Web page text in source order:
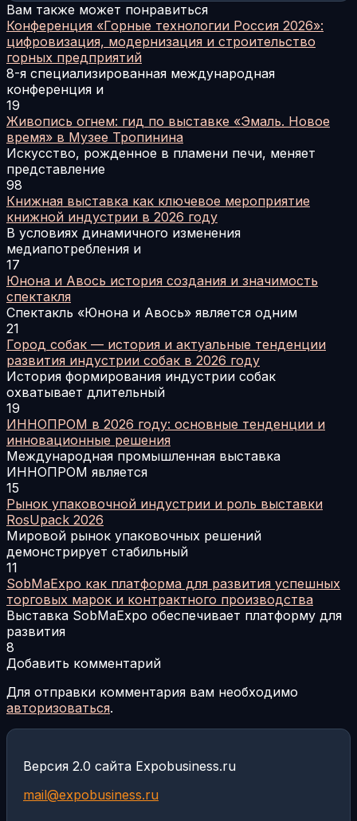
Вам также может понравиться
Конференция «Горные технологии Россия 2026»:
цифровизация, модернизация и строительство
горных предприятий
8-я специализированная международная
конференция и
19
Живопись огнем: гид по выставке «Эмаль. Новое
время» в Музее Тропинина
Искусство, рожденное в пламени печи, меняет
представление
98
Книжная выставка как ключевое мероприятие
книжной индустрии в 2026 году
В условиях динамичного изменения
медиапотребления и
17
Юнона и Авось история создания и значимость
спектакля
Спектакль «Юнона и Авось» является одним
21
Город собак — история и актуальные тенденции
развития индустрии собак в 2026 году
История формирования индустрии собак
охватывает длительный
19
ИННОПРОМ в 2026 году: основные тенденции и
инновационные решения
Международная промышленная выставка
ИННОПРОМ является
15
Рынок упаковочной индустрии и роль выставки
RosUpack 2026
Мировой рынок упаковочных решений
демонстрирует стабильный
11
SobMaExpo как платформа для развития успешных
торговых марок и контрактного производства
Выставка SobMaExpo обеспечивает платформу для
развития
8
Добавить комментарий
Для отправки комментария вам необходимо
авторизоваться.
Версия 2.0 сайта Expobusiness.ru
mail@expobusiness.ru